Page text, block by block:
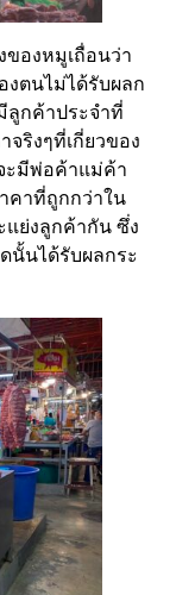
ของหมูเถื่อนว่า
ตนไม่ได้รับผลก
ลูกค้าประจำที่
ริงๆที่เกี่ยวของ
ะมีพ่อค้าแม่ค้า
คาที่ถูกกว่าใน
แย่งลูกค้ากัน ซึ่ง
นั้นได้รับผลกระ